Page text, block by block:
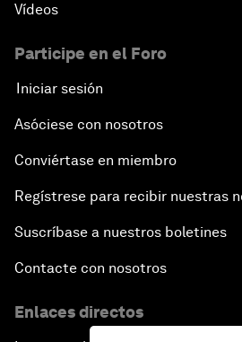
Vídeos
Participe en el Foro
Iniciar sesión
Asóciese con nosotros
Conviértase en miembro
Regístrese para recibir nuestras
Suscríbase a nuestros boletines
Contacte con nosotros
Enlaces directos